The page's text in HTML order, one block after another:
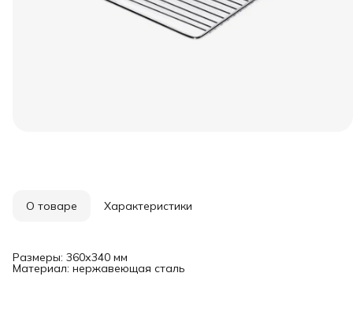
О товаре Характеристики
Размеры: 360х340 мм
Материал: нержавеющая сталь